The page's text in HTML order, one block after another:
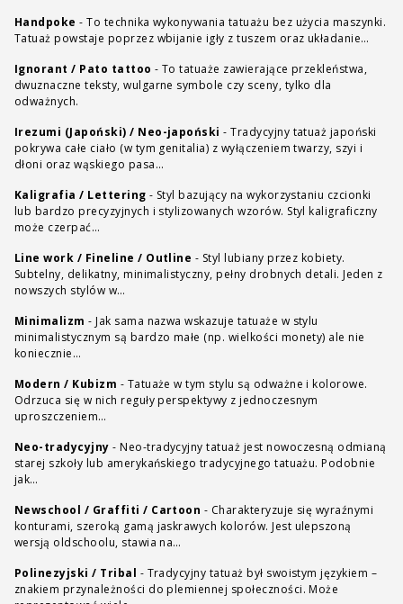
Handpoke - To technika wykonywania tatuażu bez użycia maszynki.
Tatuaż powstaje poprzez wbijanie igły z tuszem oraz układanie…
Ignorant / Pato tattoo - To tatuaże zawierające przekleństwa,
dwuznaczne teksty, wulgarne symbole czy sceny, tylko dla
odważnych.
Irezumi (Japoński) / Neo-japoński - Tradycyjny tatuaż japoński
pokrywa całe ciało (w tym genitalia) z wyłączeniem twarzy, szyi i
dłoni oraz wąskiego pasa…
Kaligrafia / Lettering - Styl bazujący na wykorzystaniu czcionki
lub bardzo precyzyjnych i stylizowanych wzorów. Styl kaligraficzny
może czerpać…
Line work / Fineline / Outline - Styl lubiany przez kobiety.
Subtelny, delikatny, minimalistyczny, pełny drobnych detali. Jeden z
nowszych stylów w…
Minimalizm - Jak sama nazwa wskazuje tatuaże w stylu
minimalistycznym są bardzo małe (np. wielkości monety) ale nie
koniecznie…
Modern / Kubizm - Tatuaże w tym stylu są odważne i kolorowe.
Odrzuca się w nich reguły perspektywy z jednoczesnym
uproszczeniem…
Neo-tradycyjny - Neo-tradycyjny tatuaż jest nowoczesną odmianą
starej szkoły lub amerykańskiego tradycyjnego tatuażu. Podobnie
jak…
Newschool / Graffiti / Cartoon - Charakteryzuje się wyraźnymi
konturami, szeroką gamą jaskrawych kolorów. Jest ulepszoną
wersją oldschoolu, stawia na…
Polinezyjski / Tribal - Tradycyjny tatuaż był swoistym językiem –
znakiem przynależności do plemiennej społeczności. Może